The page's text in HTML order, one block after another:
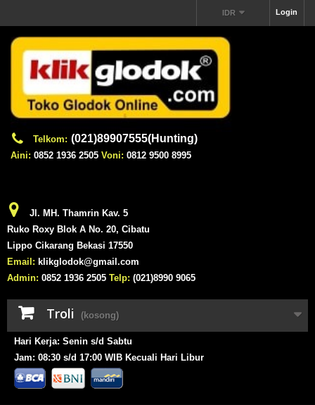
Login
IDR
Telkom: (021)89907555(Hunting)
Aini: 0852 1936 2505 Voni: 0812 9500 8995
Jl. MH. Thamrin Kav. 5
Ruko Roxy Blok A No. 20, Cibatu
Lippo Cikarang Bekasi 17550
Email: klikglodok@gmail.com
Admin: 0852 1936 2505 Telp: (021)8990 9065
Troli (kosong)
Hari Kerja: Senin s/d Sabtu
Jam: 08:30 s/d 17:00 WIB Kecuali Hari Libur